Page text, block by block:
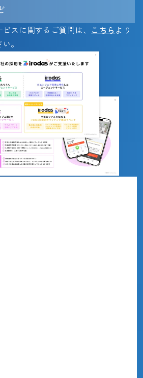
スに関するご質問は、 こちら より
。